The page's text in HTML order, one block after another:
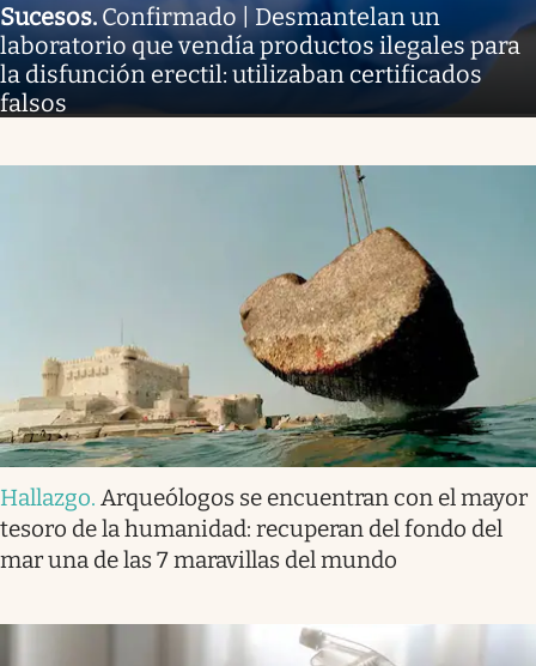
Sucesos. Confirmado | Desmantelan un
laboratorio que vendía productos ilegales para
la disfunción erectil: utilizaban certificados
falsos
Hallazgo. Arqueólogos se encuentran con el mayor
tesoro de la humanidad: recuperan del fondo del
mar una de las 7 maravillas del mundo